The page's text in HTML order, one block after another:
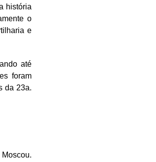
história
o
e
até
foram
da 23a.